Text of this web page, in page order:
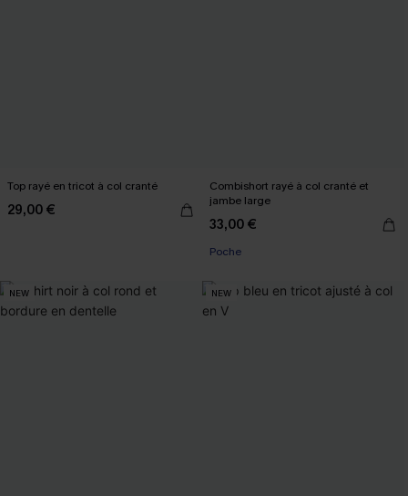
Top rayé en tricot à col cranté
29,00 €
Combishort rayé à col cranté et
jambe large
33,00 €
Poche
NEW NEW